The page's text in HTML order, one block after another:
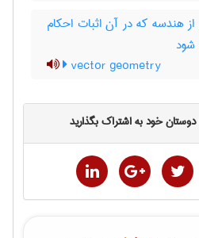
هندسه که در آن اثبات احکام
شود
vector geometry
خود به اشتراک بگذارید